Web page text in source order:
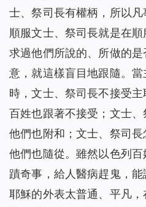
士、祭司長有權柄，所以
順服文士、祭司長就是在
求過他們所說的、所做的
意，就這樣盲目地跟隨。
時，文士、祭司長不接受
百姓也跟著不接受；文士、
他們也附和；文士、祭司長
他們也隨從。雖然以色列
蹟奇事，給人醫病趕鬼，
耶穌的外表太普通、平凡